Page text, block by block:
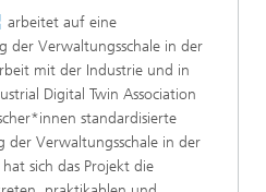
arbeitet auf eine
der Verwaltungsschale in der
mit der Industrie und in
Digital Twin Association
standardisierte
der Verwaltungsschale in der
sich das Projekt die